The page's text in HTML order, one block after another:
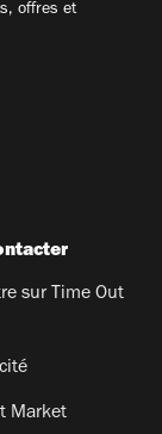
offres et
sur Time Out
Market